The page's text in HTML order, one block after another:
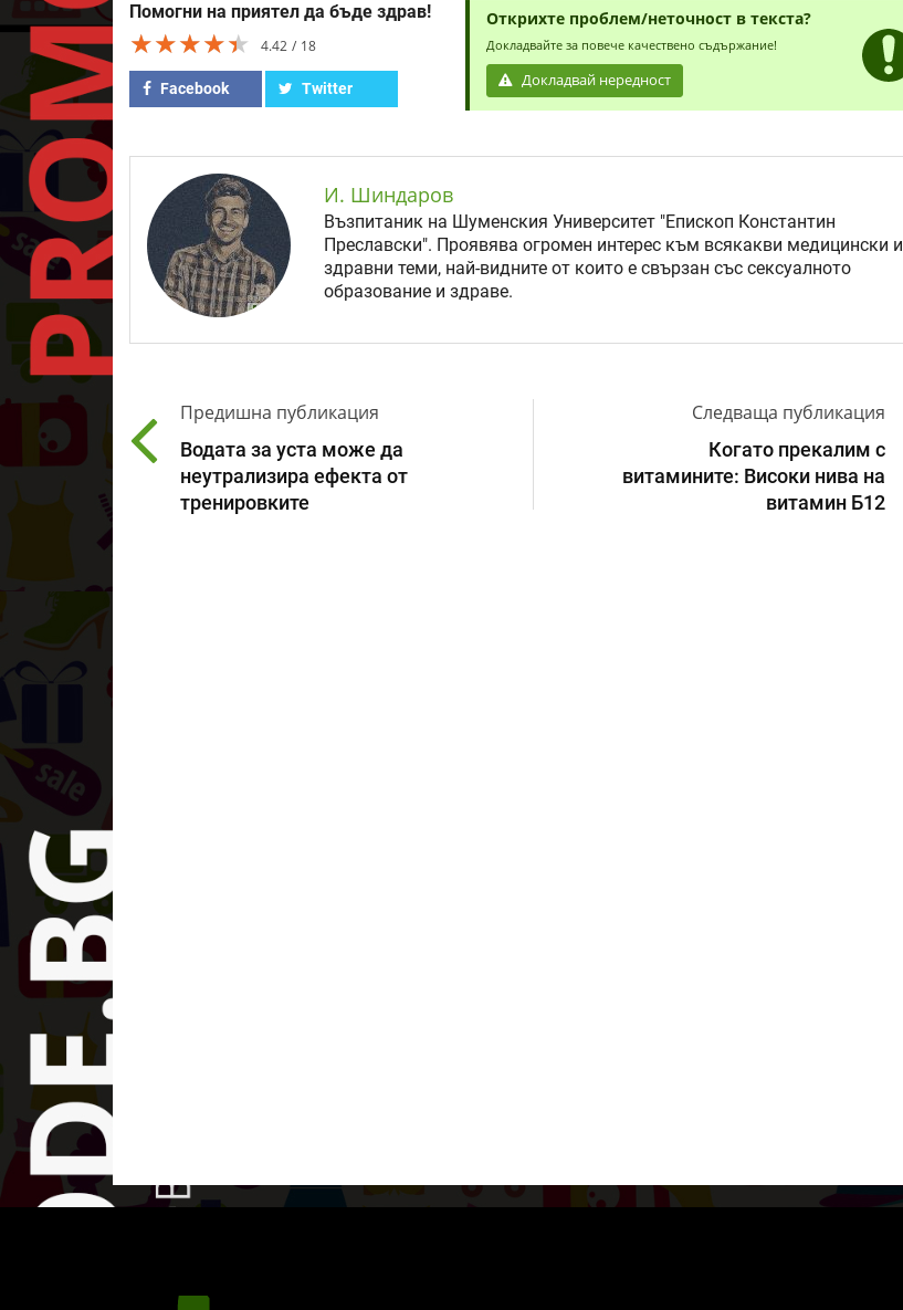
Помогни на приятел да бъде здрав!
★★★★★
★★★★★
★★★★★ 4.42 18
Facebook Twitter
Открихте проблем/неточност в текста?
Докладвайте за повече качествено съдържание!
Докладвай нередност
И. Шиндаров
Възпитаник на Шуменския Университет "Епископ Константин
Преславски". Проявява огромен интерес към всякакви медицински и
здравни теми, най-видните от които е свързан със сексуалното
образование и здраве.
Предишна публикация
Водата за уста може да
неутрализира ефекта от
тренировките
Следваща публикация
Когато прекалим с
витамините: Високи нива на
витамин Б12